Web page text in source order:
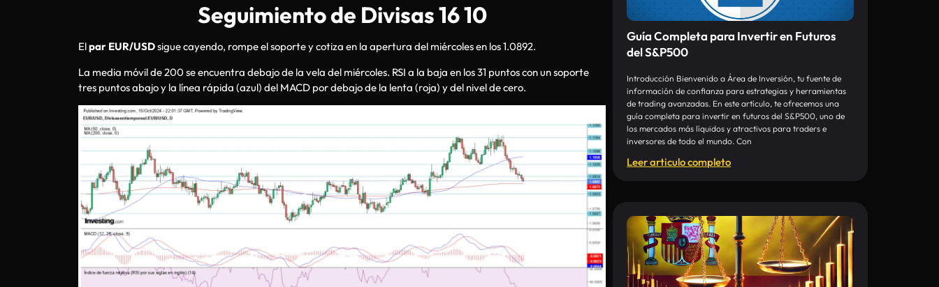
Seguimiento de Divisas 16 10
Elpar EUR/USDsigue cayendo, rompe el soporte y cotiza en la apertura del miércoles en los 1.0892.
La media móvil de 200 se encuentra debajo de la vela del miércoles. RSI a la baja en los 31 puntos con un soporte
tres puntos abajo y la línea rápida (azul) del MACD por debajo de la lenta (roja) y del nivel de cero.
Guía Completa para Invertir en Futuros
del S&P500
Introducción Bienvenido a Área de Inversión, tu fuente de
información de confianza para estrategias y herramientas
de trading avanzadas. En este artículo, te ofrecemos una
guía completa para invertir en futuros del S&P500, uno de
los mercados más líquidos y atractivos para traders e
inversores de todo el mundo. Con
Leer articulo completo